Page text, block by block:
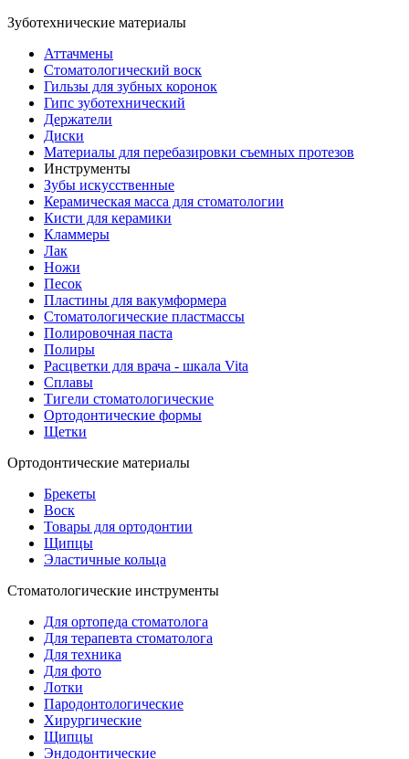
Зуботехнические материалы
Аттачмены
Стоматологический воск
Гильзы для зубных коронок
Гипс зуботехнический
Держатели
Диски
Материалы для перебазировки съемных протезов
Инструменты
Зубы искусственные
Керамическая масса для стоматологии
Кисти для керамики
Кламмеры
Лак
Ножи
Песок
Пластины для вакумформера
Стоматологические пластмассы
Полировочная паста
Полиры
Расцветки для врача - шкала Vita
Сплавы
Тигели стоматологические
Ортодонтические формы
Щетки
Ортодонтические материалы
Брекеты
Воск
Товары для ортодонтии
Щипцы
Эластичные кольца
Стоматологические инструменты
Для ортопеда стоматолога
Для терапевта стоматолога
Для техника
Для фото
Лотки
Пародонтологические
Хирургические
Щипцы
Эндодонтические